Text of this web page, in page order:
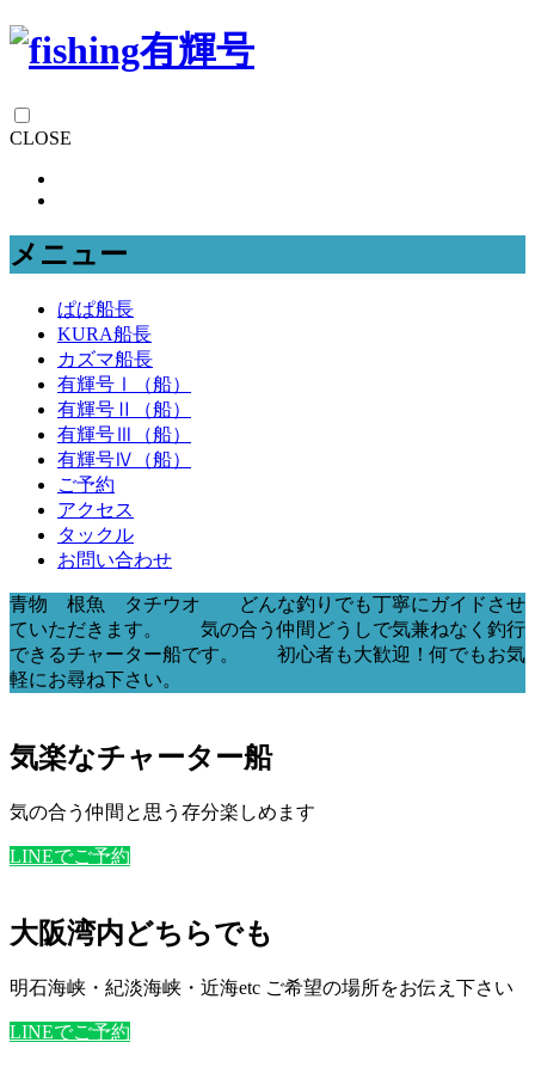
CLOSE
メニュー
ぱぱ船長
KURA船長
カズマ船長
有輝号Ⅰ（船）
有輝号Ⅱ（船）
有輝号Ⅲ（船）
有輝号Ⅳ（船）
ご予約
アクセス
タックル
お問い合わせ
青物 根魚 タチウオ どんな釣りでも丁寧にガイドさせ
ていただきます。 気の合う仲間どうしで気兼ねなく釣行
できるチャーター船です。 初心者も大歓迎！何でもお気
軽にお尋ね下さい。
気楽なチャーター船
気の合う仲間と思う存分楽しめます
LINEでご予約
大阪湾内どちらでも
明石海峡・紀淡海峡・近海etc ご希望の場所をお伝え下さい
LINEでご予約